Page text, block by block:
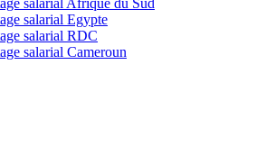
salarial Afrique du Sud
salarial Egypte
salarial RDC
salarial Cameroun